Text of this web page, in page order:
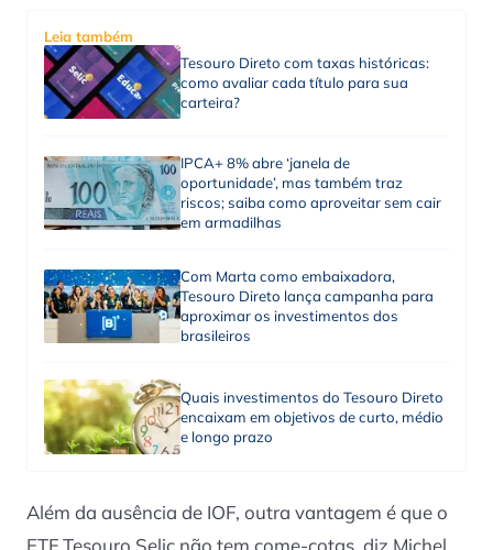
Leia também
Tesouro Direto com taxas históricas:
como avaliar cada título para sua
carteira?
IPCA+ 8% abre ‘janela de
oportunidade’, mas também traz
riscos; saiba como aproveitar sem cair
em armadilhas
Com Marta como embaixadora,
Tesouro Direto lança campanha para
aproximar os investimentos dos
brasileiros
Quais investimentos do Tesouro Direto
encaixam em objetivos de curto, médio
e longo prazo
Além da ausência de IOF, outra vantagem é que o